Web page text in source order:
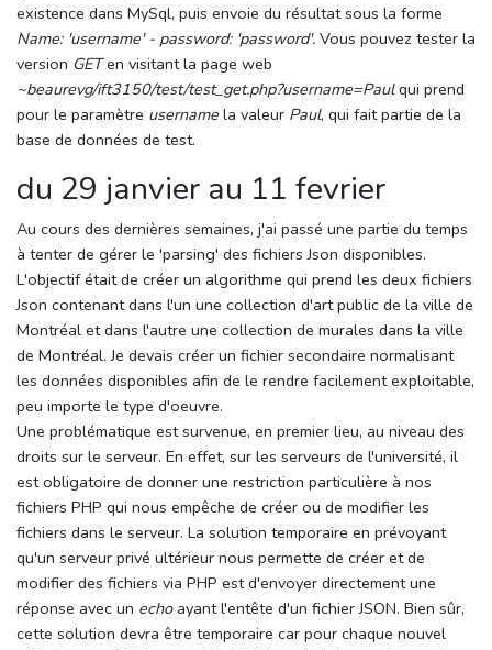
existence dans MySql, puis envoie du résultat sous la forme
Name: 'username' - password: 'password'. Vous pouvez tester la
version GETen visitant la page web
~beaurevg/ift3150/test/test_get.php?username=Paulqui prend
pour le paramètre username la valeur Paul, qui fait partie de la
base de données de test.
du 29 janvier au 11 fevrier
Au cours des dernières semaines, j'ai passé une partie du temps
à tenter de gérer le 'parsing' des fichiers Json disponibles.
L'objectif était de créer un algorithme qui prend les deux fichiers
Json contenant dans l'un une collection d'art public de la ville de
Montréal et dans l'autre une collection de murales dans la ville
de Montréal. Je devais créer un fichier secondaire normalisant
les données disponibles afin de le rendre facilement exploitable,
peu importe le type d'oeuvre.
Une problématique est survenue, en premier lieu, au niveau des
droits sur le serveur. En effet, sur les serveurs de l'université, il
est obligatoire de donner une restriction particulière à nos
fichiers PHP qui nous empêche de créer ou de modifier les
fichiers dans le serveur. La solution temporaire en prévoyant
qu'un serveur privé ultérieur nous permette de créer et de
modifier des fichiers via PHP est d'envoyer directement une
réponse avec un echoayant l'entête d'un fichier JSON. Bien sûr,
cette solution devra être temporaire car pour chaque nouvel